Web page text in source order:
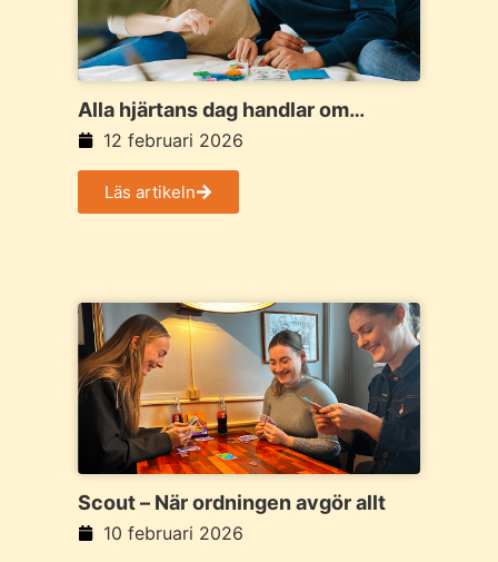
Alla hjärtans dag handlar om
närvaro och tid tillsammans.
12 februari 2026
Läs artikeln
Scout – När ordningen avgör allt
10 februari 2026